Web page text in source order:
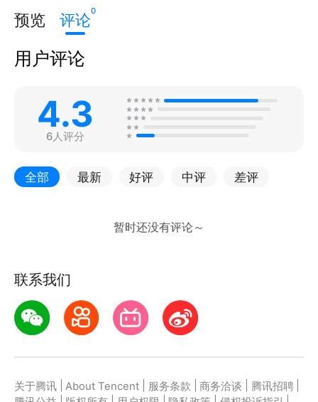
预览 评论0
用户评论
4.3
6人评分
全部 最新 好评 中评 差评
联系我们
关于腾讯 About Tencent 服务条款 商务洽谈 腾讯招聘